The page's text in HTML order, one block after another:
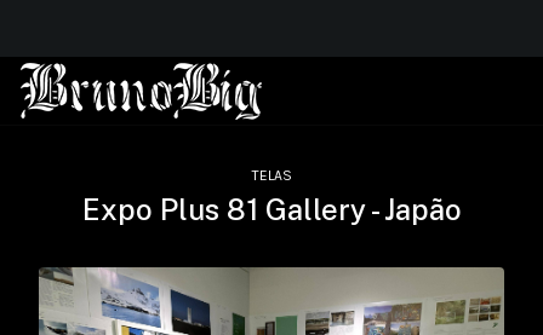
TELAS
Expo Plus 81 Gallery - Japão